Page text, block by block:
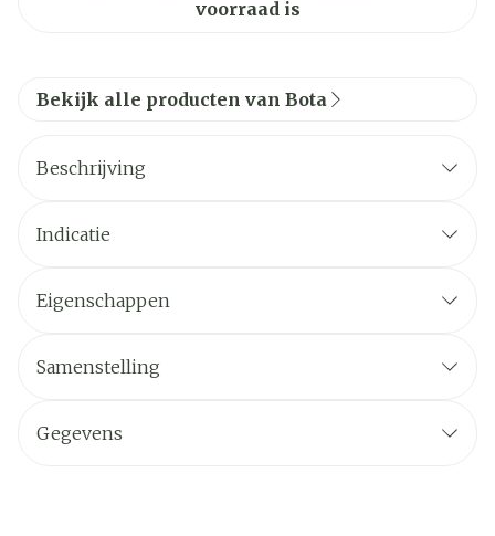
voorraad is
Bekijk alle producten van Bota
Beschrijving
Indicatie
Eigenschappen
Samenstelling
Gegevens